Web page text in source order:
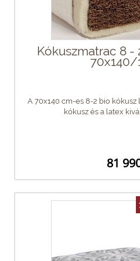
Kókuszmatrac 8 -
70x140/
A 70x140 cm-es 8-2 bio
kókusz és a latex
81